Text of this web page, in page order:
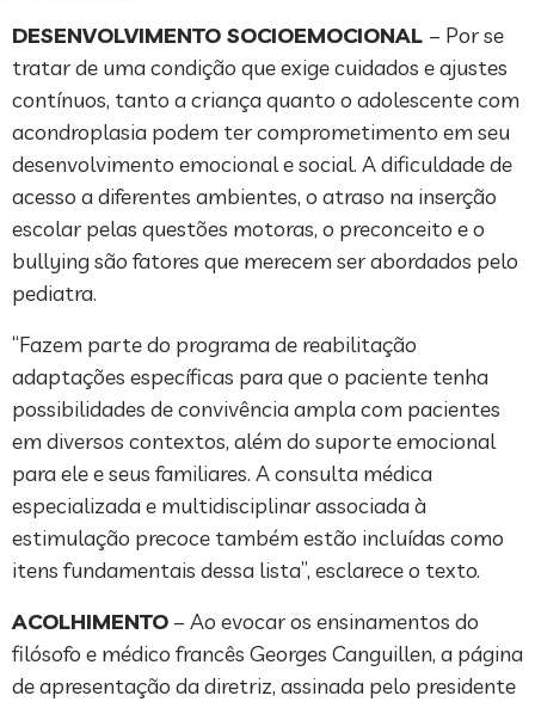
DESENVOLVIMENTO SOCIOEMOCIONAL – Por se
tratar de uma condição que exige cuidados e ajustes
contínuos, tanto a criança quanto o adolescente com
acondroplasia podem ter comprometimento em seu
desenvolvimento emocional e social. A dificuldade de
acesso a diferentes ambientes, o atraso na inserção
escolar pelas questões motoras, o preconceito e o
bullying são fatores que merecem ser abordados pelo
pediatra.
“Fazem parte do programa de reabilitação
adaptações específicas para que o paciente tenha
possibilidades de convivência ampla com pacientes
em diversos contextos, além do suporte emocional
para ele e seus familiares. A consulta médica
especializada e multidisciplinar associada à
estimulação precoce também estão incluídas como
itens fundamentais dessa lista”, esclarece o texto.
ACOLHIMENTO – Ao evocar os ensinamentos do
filósofo e médico francês Georges Canguillen, a página
de apresentação da diretriz, assinada pelo presidente